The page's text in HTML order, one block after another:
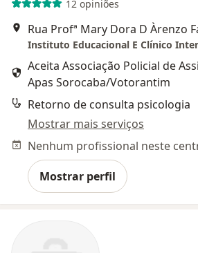
12 opiniões
Instituto Educacional E Clínico
Aceita Associação Policial de
Apas Sorocaba/Votorantim
Retorno de consulta psicologia
Mostrar mais serviços
Mostrar perfil